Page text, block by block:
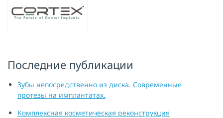
Последние публикации
Зубы непосредственно из диска. Современные
протезы на имплантатах.
Комплексная косметическая реконструкция